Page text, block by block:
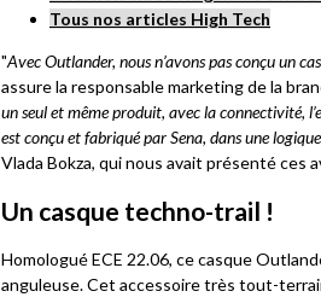
Tous nos articles High Tech
"Avec Outlander, nous n’avons pas conçu un
assure la responsable marketing de la
un seul et même produit, avec la connectivité,
est conçu et fabriqué par Sena, dans une
Vlada Bokza, qui nous avait présenté ces
Un casque techno-trail !
Homologué ECE 22.06, ce casque
anguleuse. Cet accessoire très tout-